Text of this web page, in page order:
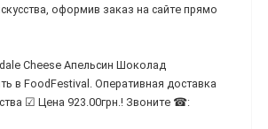
оформив заказ на сайте прямо
Cheese Апельсин Шоколад
в FoodFestival. Оперативная доставка
☑ Цена 923.00грн.! Звоните ☎: